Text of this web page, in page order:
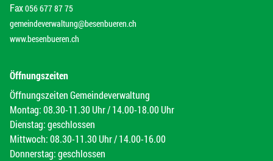
Fax056 677 87 75
gemeindeverwaltung@besenbueren.ch
www.besenbueren.ch
Öffnungszeiten
Öffnungszeiten Gemeindeverwaltung
Montag: 08.30-11.30 Uhr / 14.00-18.00 Uhr
Dienstag: geschlossen
Mittwoch: 08.30-11.30 Uhr / 14.00-16.00
Donnerstag: geschlossen